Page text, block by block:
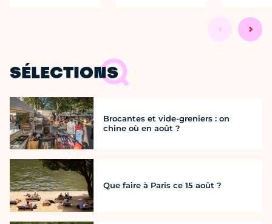
SÉLECTIONS
Brocantes et vide-greniers : on
chine où en août ?
Que faire à Paris ce 15 août ?